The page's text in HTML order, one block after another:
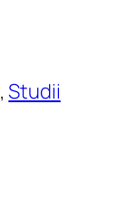
, Studii